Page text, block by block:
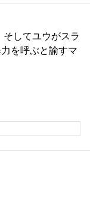
してユウがスラ
を呼ぶと諭すマ